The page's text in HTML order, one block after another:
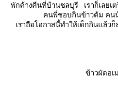
พักค้างคืนที่บ้านชลบุรี เราก็เลยเ
คนพี่ชอบกินข้าวต้ม คน
เราถือโอกาสนี้ทำให้เด็กกินแล้ว
ข้าวผัดอเ